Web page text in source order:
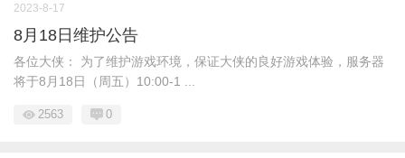
2023-8-17
8月18日维护公告
各位大侠： 为了维护游戏环境，保证大侠的良好游戏体验，服务器
将于8月18日（周五）10:00-1 ...
2563 0